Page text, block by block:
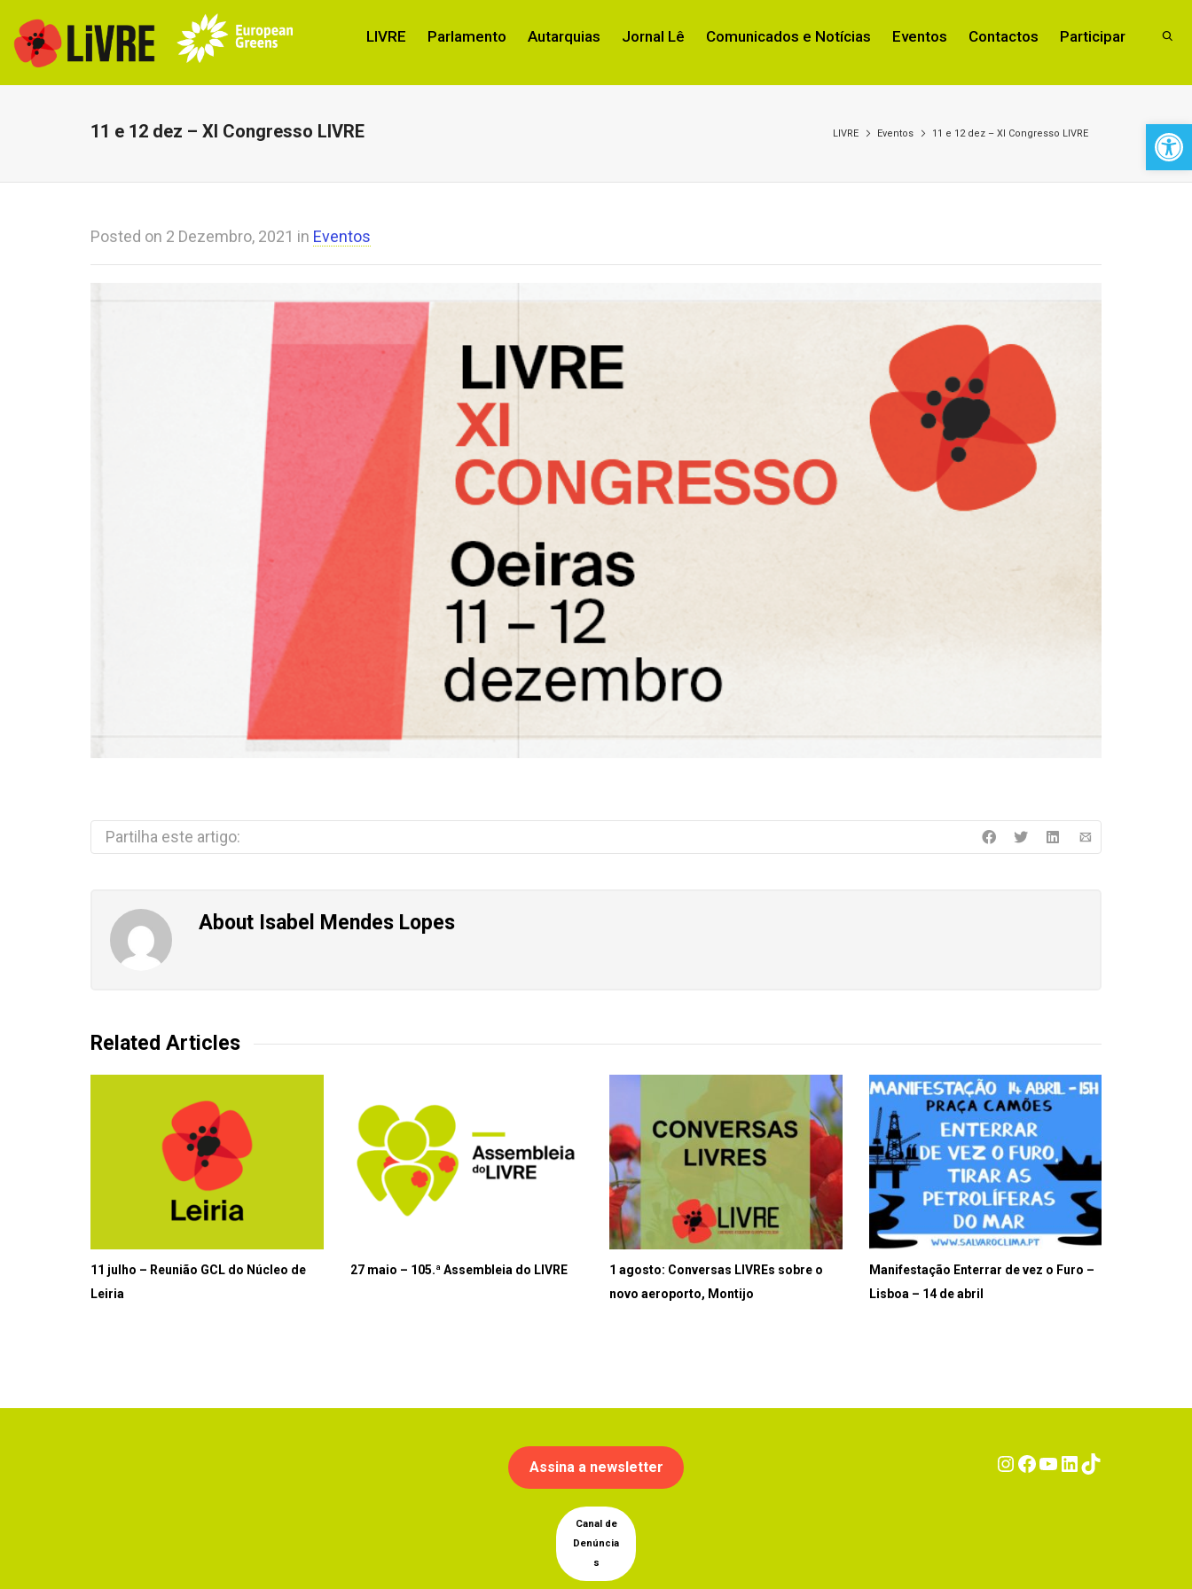
LIVRE Parlamento Autarquias Jornal Lê Comunicados e Notícias Eventos Contactos Participar
11 e 12 dez – XI Congresso LIVRE LIVRE Eventos 11 e 12 dez – XI Congresso LIVRE
Posted on 2 Dezembro, 2021 in Eventos
Partilha este artigo:
About Isabel Mendes Lopes
Related Articles
11 julho – Reunião GCL do Núcleo de
Leiria
27 maio – 105.ª Assembleia do LIVRE
1 agosto: Conversas LIVREs sobre o
novo aeroporto, Montijo
Manifestação Enterrar de vez o Furo –
Lisboa – 14 de abril
Assina a newsletter
Canal de
Denúncia
s
Instagram
Facebook
YouTube
LinkedIn